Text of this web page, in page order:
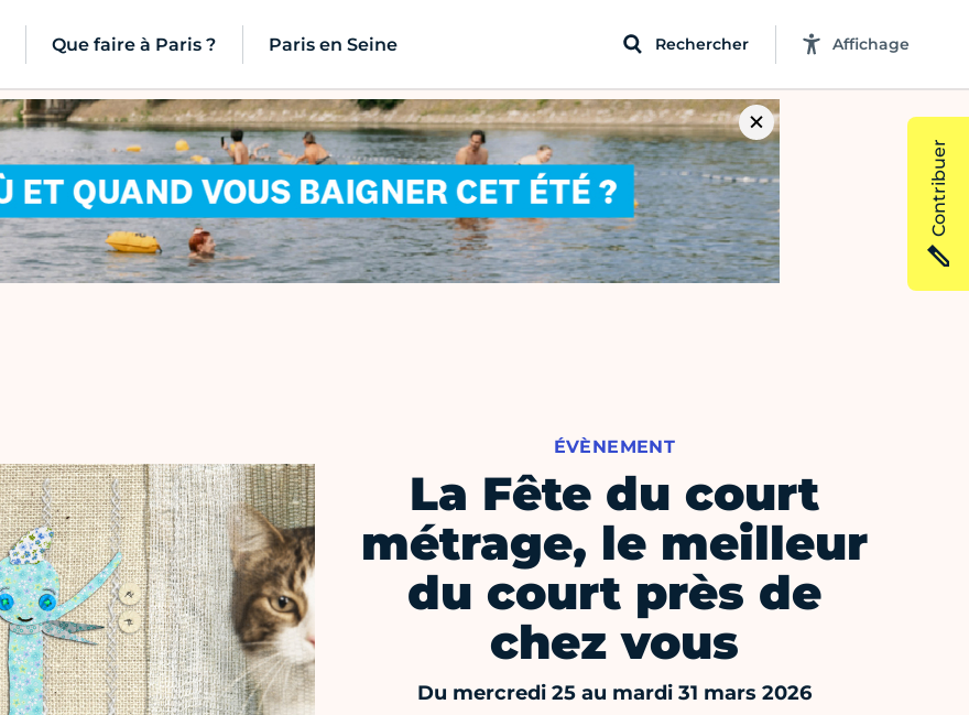
Que faire à Paris ? Paris en Seine Rechercher Affichage
ÉVÈNEMENT
La Fête du court
métrage, le meilleur
du court près de
chez vous
Du mercredi 25 au mardi 31 mars 2026
Contribuer